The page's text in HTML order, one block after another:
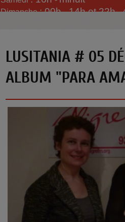
Dimanche: 00h -14h et 22h-
LUSITANIA # 05
ALBUM "PARA